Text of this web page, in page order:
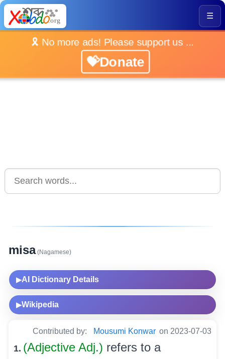
☰
🎗️ No more ads! Please support us ...
💝Donate
misa(Nagamese)
▶AI Dictionary Details
▶Wikipedia
Contributed by: Mousumi Konwar on 2023-07-03
1. (Adjective Adj.) refers to a